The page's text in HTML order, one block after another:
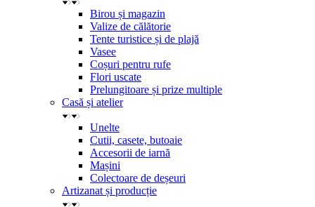
Birou și magazin
Valize de călătorie
Tente turistice și de plajă
Vasee
Coșuri pentru rufe
Flori uscate
Prelungitoare și prize multiple
Casă și atelier
Unelte
Cutii, casete, butoaie
Accesorii de iarnă
Mașini
Colectoare de deșeuri
Artizanat și producție